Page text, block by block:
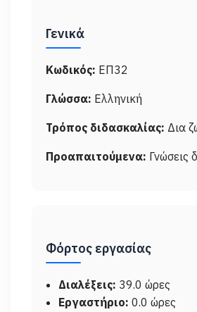
Γενικά
Κωδικός: ΕΠ32
Γλώσσα: Ελληνική
Τρόπος διδασκαλίας: Δια
Προαπαιτούμενα: Γνώσεις
Φόρτος εργασίας
Διαλέξεις: 39.0 ώρες
Εργαστήριο: 0.0 ώρες